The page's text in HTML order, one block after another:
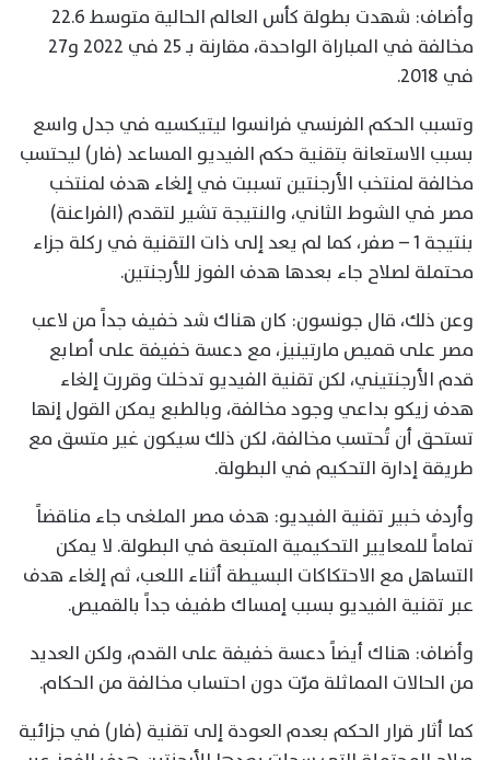
وأضاف: شهدت بطولة كأس العالم الحالية متوسط 22.6
مخالفة في المباراة الواحدة، مقارنة بـ 25 في 2022 و27
في 2018.
وتسبب الحكم الفرنسي فرانسوا ليتيكسيه في جدل واسع
بسبب الاستعانة بتقنية حكم الفيديو المساعد (فار) ليحتسب
مخالفة لمنتخب الأرجنتين تسببت في إلغاء هدف لمنتخب
مصر في الشوط الثاني، والنتيجة تشير لتقدم (الفراعنة)
بنتيجة 1 – صفر، كما لم يعد إلى ذات التقنية في ركلة جزاء
محتملة لصلاح جاء بعدها هدف الفوز للأرجنتين.
وعن ذلك، قال جونسون: كان هناك شد خفيف جداً من لاعب
مصر على قميص مارتينيز، مع دعسة خفيفة على أصابع
قدم الأرجنتيني، لكن تقنية الفيديو تدخلت وقررت إلغاء
هدف زيكو بداعي وجود مخالفة، وبالطبع يمكن القول إنها
تستحق أن تُحتسب مخالفة، لكن ذلك سيكون غير متسق مع
طريقة إدارة التحكيم في البطولة.
وأردف خبير تقنية الفيديو: هدف مصر الملغى جاء مناقضاً
تماماً للمعايير التحكيمية المتبعة في البطولة. لا يمكن
التساهل مع الاحتكاكات البسيطة أثناء اللعب، ثم إلغاء هدف
عبر تقنية الفيديو بسبب إمساك طفيف جداً بالقميص.
وأضاف: هناك أيضاً دعسة خفيفة على القدم، ولكن العديد
من الحالات المماثلة مرّت دون احتساب مخالفة من الحكام.
كما أثار قرار الحكم بعدم العودة إلى تقنية (فار) في جزائية